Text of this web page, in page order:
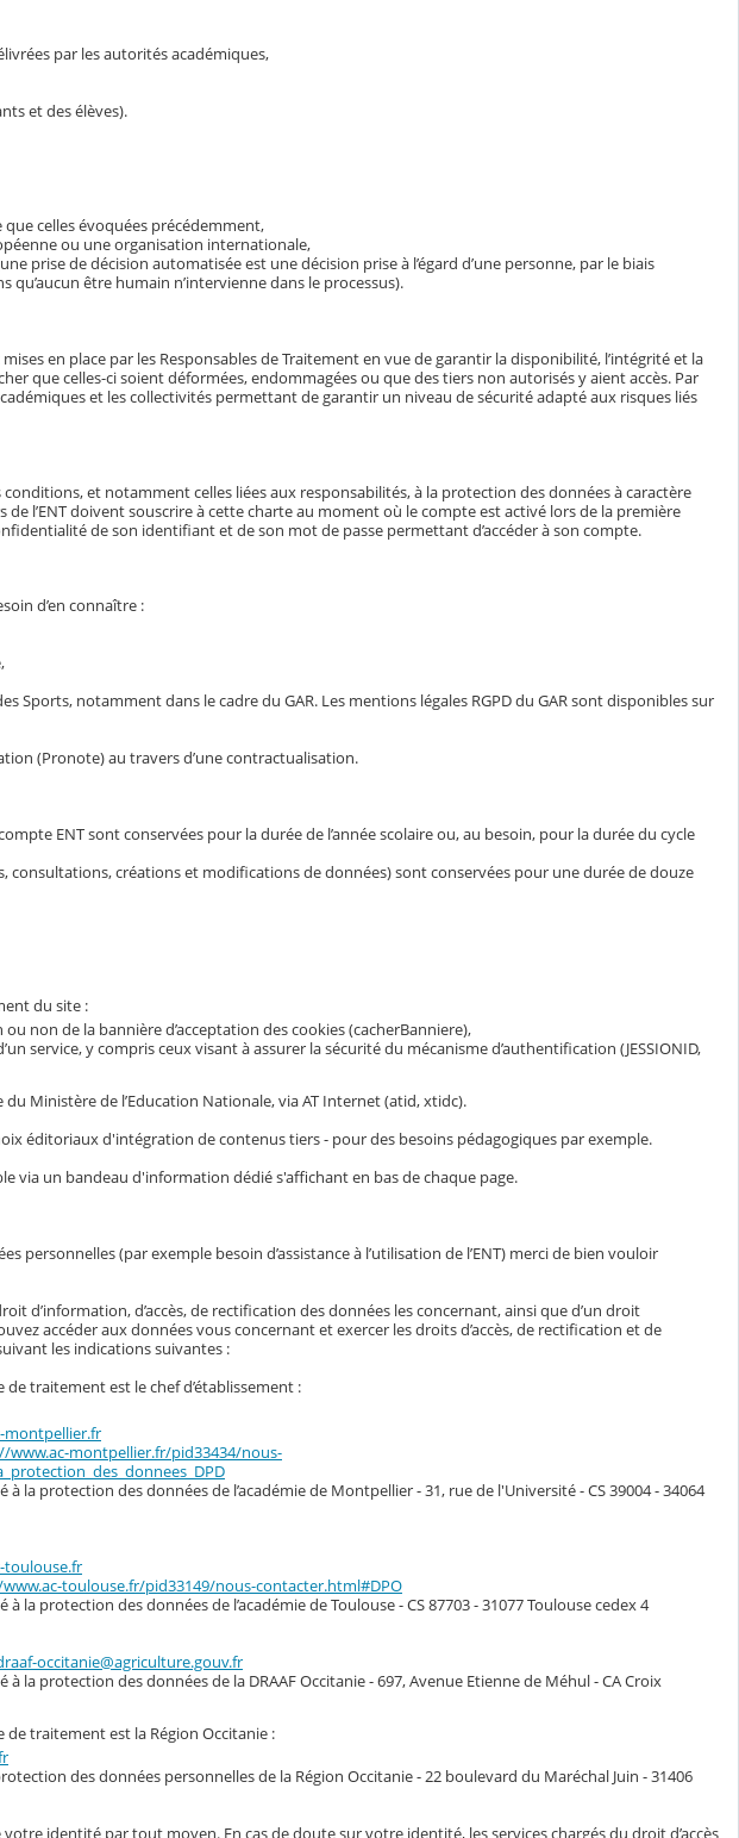
par les autorités académiques,
et des élèves).
celles évoquées précédemment,
ou une organisation internationale,
prise de décision automatisée est une décision prise à l’égard d’une personne, par le biais
qu’aucun être humain n’intervienne dans le processus).
en place par les Responsables de Traitement en vue de garantir la disponibilité, l’intégrité et la
que celles-ci soient déformées, endommagées ou que des tiers non autorisés y aient accès. Par
et les collectivités permettant de garantir un niveau de sécurité adapté aux risques liés
conditions, et notamment celles liées aux responsabilités, à la protection des données à caractère
l’ENT doivent souscrire à cette charte au moment où le compte est activé lors de la première
de son identifiant et de son mot de passe permettant d’accéder à son compte.
d’en connaître :
Sports, notamment dans le cadre du GAR. Les mentions légales RGPD du GAR sont disponibles sur
(Pronote) au travers d’une contractualisation.
ENT sont conservées pour la durée de l’année scolaire ou, au besoin, pour la durée du cycle
consultations, créations et modifications de données) sont conservées pour une durée de douze
du site :
non de la bannière d’acceptation des cookies (cacherBanniere),
service, y compris ceux visant à assurer la sécurité du mécanisme d’authentification (JESSIONID,
Ministère de l’Education Nationale, via AT Internet (atid, xtidc).
éditoriaux d'intégration de contenus tiers - pour des besoins pédagogiques par exemple.
via un bandeau d'information dédié s'affichant en bas de chaque page.
(par exemple besoin d’assistance à l’utilisation de l’ENT) merci de bien vouloir
d’information, d’accès, de rectification des données les concernant, ainsi que d’un droit
accéder aux données vous concernant et exercer les droits d’accès, de rectification et de
les indications suivantes :
traitement est le chef d’établissement :
montpellier.fr
www.ac-montpellier.fr/pid33434/nous-
la protection des données de l’académie de Montpellier - 31, rue de l'Université - CS 39004 - 34064
toulouse.fr
toulouse.fr/pid33149/nous-contacter.html#DPO
la protection des données de l’académie de Toulouse - CS 87703 - 31077 Toulouse cedex 4
occitanie@agriculture.gouv.fr
la protection des données de la DRAAF Occitanie - 697, Avenue Etienne de Méhul - CA Croix
traitement est la Région Occitanie :
des données personnelles de la Région Occitanie - 22 boulevard du Maréchal Juin - 31406
identité par tout moyen. En cas de doute sur votre identité, les services chargés du droit d’accès